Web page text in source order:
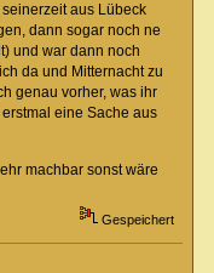
aus Lübeck
dann sogar noch ne
und war dann noch
da und Mitternacht zu
genau vorher, was ihr
eine Sache aus
machbar sonst wäre
Gespeichert